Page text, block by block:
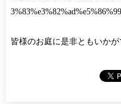
皆様のお庭に是非ともいか